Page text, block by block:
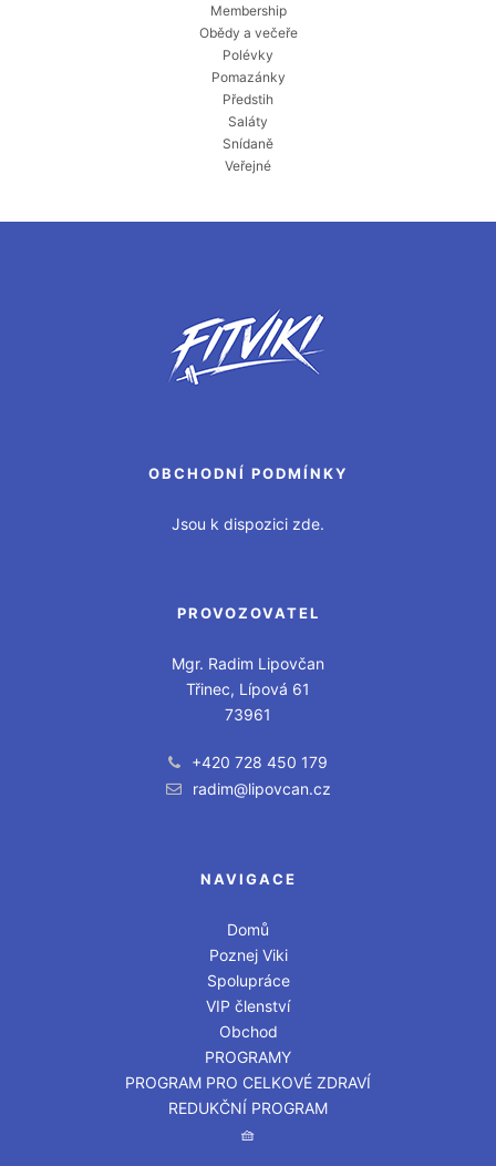
Membership
Obědy a večeře
Polévky
Pomazánky
Předstih
Saláty
Snídaně
Veřejné
OBCHODNÍ PODMÍNKY
Jsou k dispozici zde.
PROVOZOVATEL
Mgr. Radim Lipovčan
Třinec, Lípová 61
73961
+420 728 450 179
radim@lipovcan.cz
NAVIGACE
Domů
Poznej Viki
Spolupráce
VIP členství
Obchod
PROGRAMY
PROGRAM PRO CELKOVÉ ZDRAVÍ
REDUKČNÍ PROGRAM
🧺